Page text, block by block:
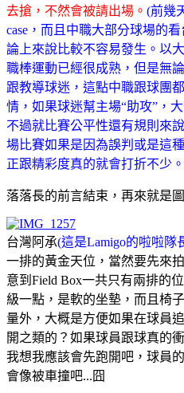
去搶， 不然會被請出場。 (前幾
case，而且中職大部分球場的
論上來說比較不容易發生。以
職棒運動已經很成熟，但是無
跟教導球迷，這點中職跟球團
情，如果球迷幫主場“助攻”，
不過就比賽公平性還有規則來
場比賽如果是因為誤判或是這
正跟精彩度真的就會打折不少
落落長的前言結束，再來就是
台灣阿承(這是Lamigo的啦啦隊
一排的黃金天位，當然要先來
意到Field Box一共只有兩排的
級一點，是軟的坐墊，而且椅
量外，大概是方便如果在球員
開之類的？如果球員跟球真的
我想我應該會先跑開吧，球員
會像被車撞吧...囧